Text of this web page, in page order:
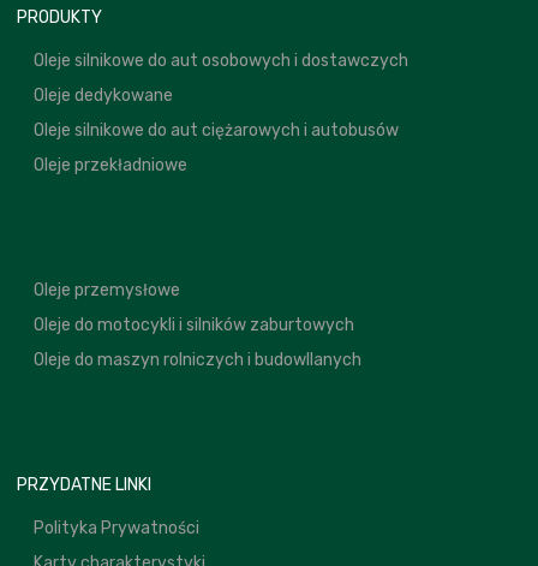
PRODUKTY
Oleje silnikowe do aut osobowych i dostawczych
Oleje dedykowane
Oleje silnikowe do aut ciężarowych i autobusów
Oleje przekładniowe
Oleje przemysłowe
Oleje do motocykli i silników zaburtowych
Oleje do maszyn rolniczych i budowllanych
PRZYDATNE LINKI
Polityka Prywatności